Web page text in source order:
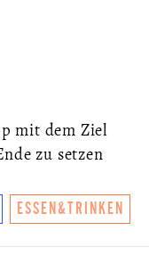
mit dem Ziel
zu setzen
ESSEN&TRINKEN